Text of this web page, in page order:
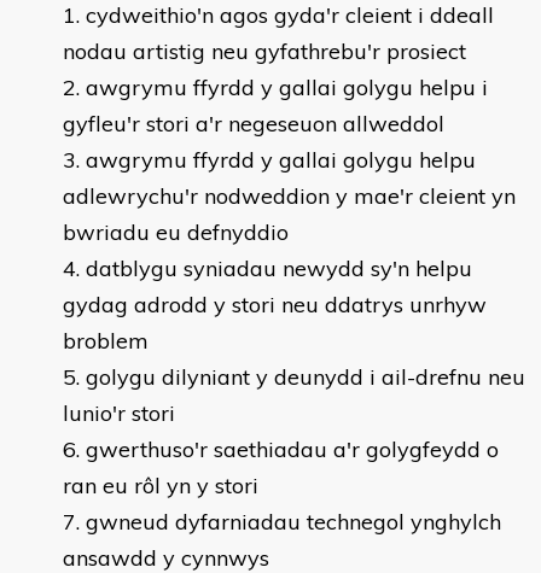
​cydweithio'n agos gyda'r cleient i ddeall
nodau artistig neu gyfathrebu'r prosiect
awgrymu ffyrdd y gallai golygu helpu i
gyfleu'r stori a'r negeseuon allweddol
awgrymu ffyrdd y gallai golygu helpu
adlewrychu'r nodweddion y mae'r cleient yn
bwriadu eu defnyddio
datblygu syniadau newydd sy'n helpu
gydag adrodd y stori neu ddatrys unrhyw
broblem
golygu dilyniant y deunydd i ail-drefnu neu
lunio'r stori
gwerthuso'r saethiadau a'r golygfeydd o
ran eu rôl yn y stori
gwneud dyfarniadau technegol ynghylch
ansawdd y cynnwys